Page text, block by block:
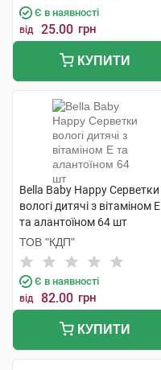
Є в наявності
від 25.00 грн
КУПИТИ
Bella Baby Happy Серветки
вологі дитячі з вітаміном Е
та алантоїном 64 шт
ТОВ "КДП"
Є в наявності
від 82.00 грн
КУПИТИ